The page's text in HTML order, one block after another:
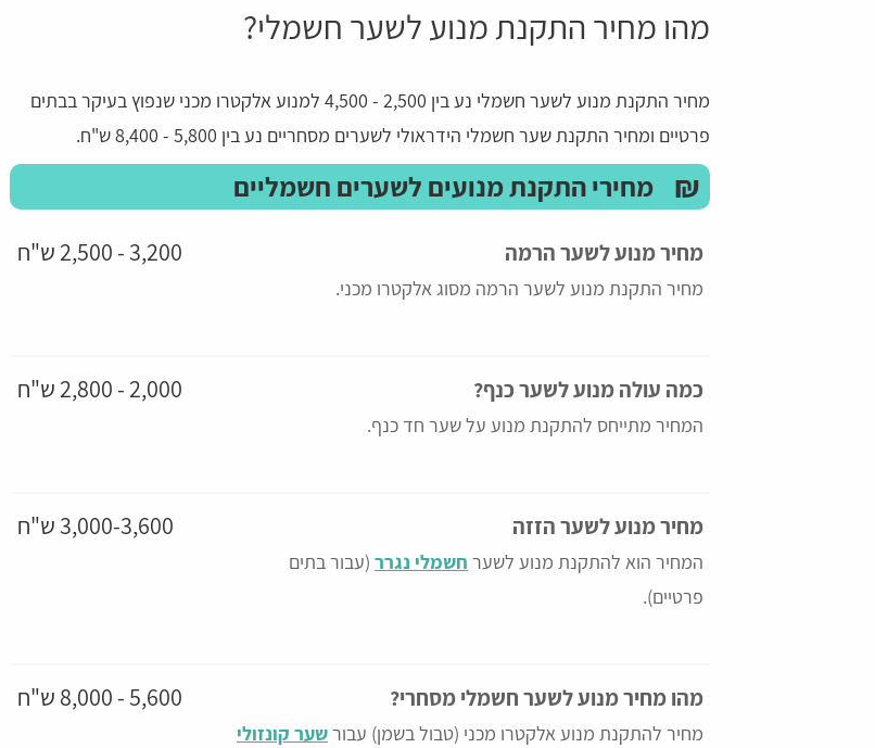
מהו מחיר התקנת מנוע לשער חשמלי?
מחיר התקנת מנוע לשער חשמלי נע בין 2,500 - 4,500 למנוע אלקטרו מכני שנפוץ בעיקר בבתים
פרטיים ומחיר התקנת שער חשמלי הידראולי לשערים מסחריים נע בין 5,800 - 8,400 ש"ח.
₪ מחירי התקנת מנועים לשערים חשמליים
מחיר מנוע לשער הרמה
מחיר התקנת מנוע לשער הרמה מסוג אלקטרו מכני.
3,200 - 2,500 ש"ח
כמה עולה מנוע לשער כנף?
המחיר מתייחס להתקנת מנוע על שער חד כנף.
2,000 - 2,800 ש"ח
מחיר מנוע לשער הזזה
המחיר הוא להתקנת מנוע לשער חשמלי נגרר (עבור בתים
פרטיים).
3,000-3,600 ש"ח
מהו מחיר מנוע לשער חשמלי מסחרי?
מחיר להתקנת מנוע אלקטרו מכני (טבול בשמן) עבורשער קונזולי
5,600 - 8,000 ש"ח
מאיה גולד צליל יחזקאל